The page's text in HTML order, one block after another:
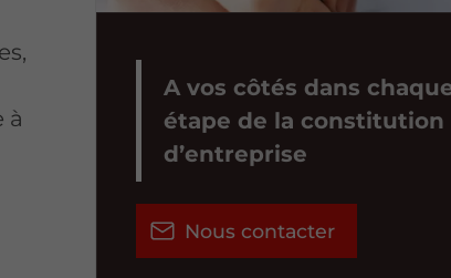
à
A vos côtés dans
étape de la constitution
d’entreprise
Nous contacter